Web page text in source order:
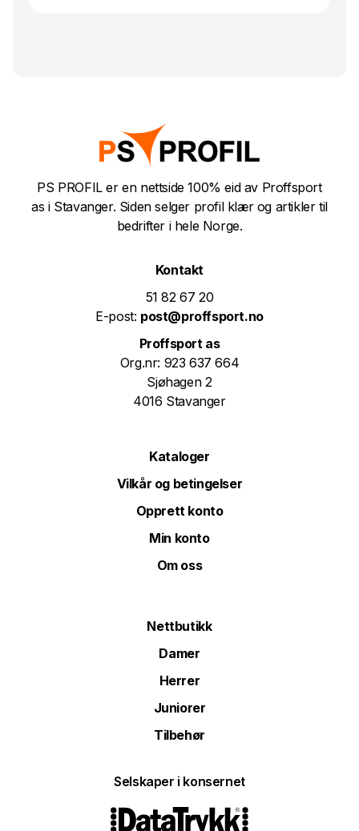
PS PROFIL er en nettside 100% eid av Proffsport
as i Stavanger. Siden selger profil klær og artikler til
bedrifter i hele Norge.
Kontakt
51 82 67 20
E-post: post@proffsport.no
Proffsport as
Org.nr: 923 637 664
Sjøhagen 2
4016 Stavanger
Kataloger
Vilkår og betingelser
Opprett konto
Min konto
Om oss
Nettbutikk
Damer
Herrer
Juniorer
Tilbehør
Selskaper i konsernet